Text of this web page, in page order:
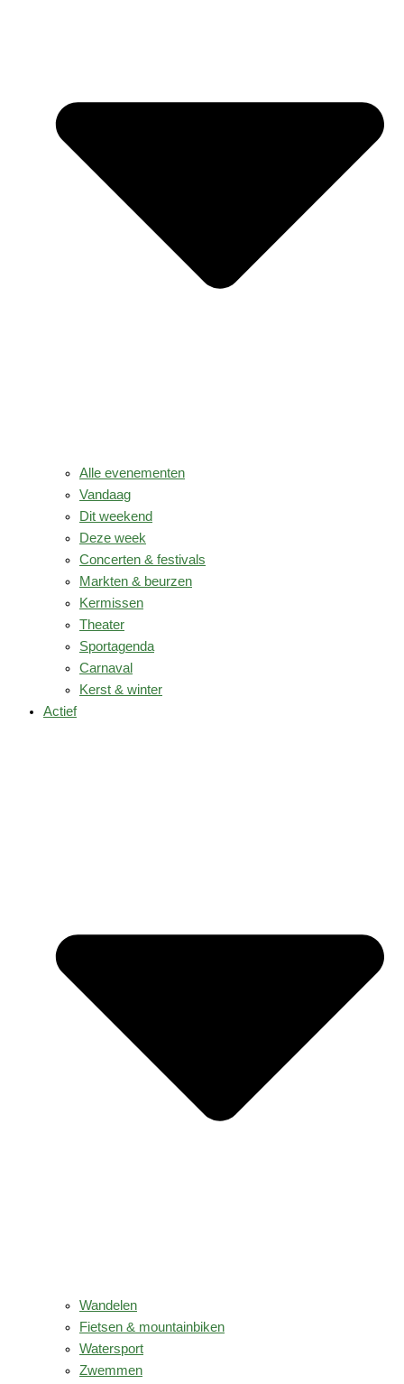
Alle evenementen
Vandaag
Dit weekend
Deze week
Concerten & festivals
Markten & beurzen
Kermissen
Theater
Sportagenda
Carnaval
Kerst & winter
Actief
Wandelen
Fietsen & mountainbiken
Watersport
Zwemmen